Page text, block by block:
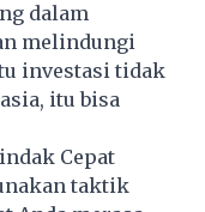
dalam
melindungi
investasi tidak
itu bisa
Cepat
taktik